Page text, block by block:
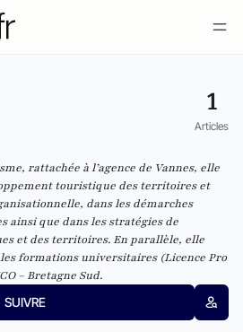
1
Articles
rattachée à l’agence de Vannes, elle
touristique des territoires et
dans les démarches
ainsi que dans les stratégies de
et des territoires. En parallèle, elle
les formations universitaires (Licence Pro
– Bretagne Sud.
SUIVRE